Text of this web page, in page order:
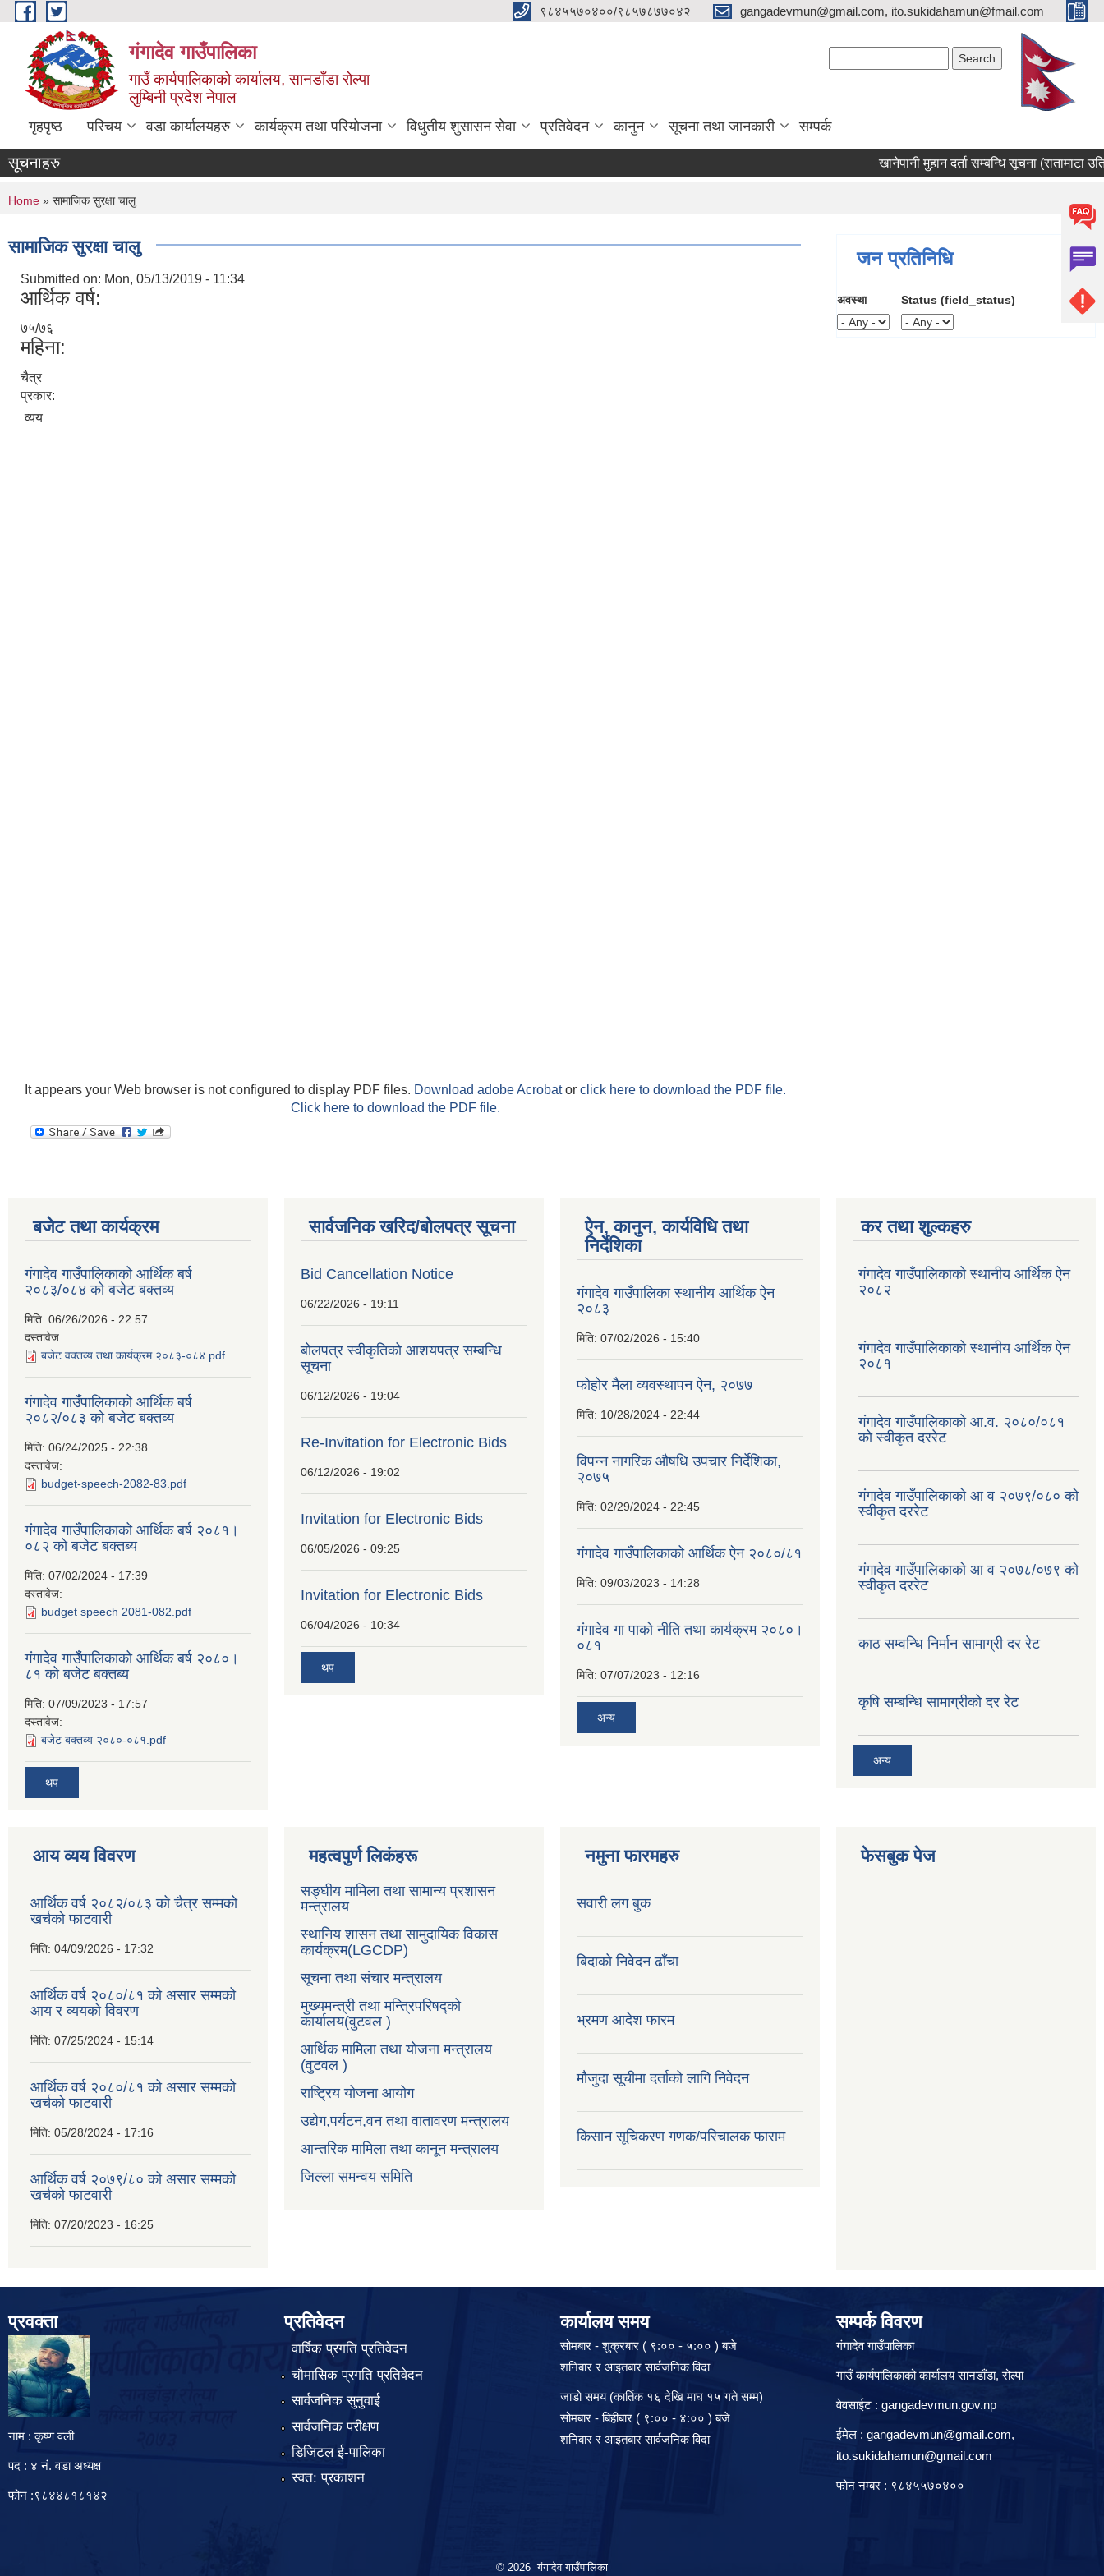
Skip to main content ९८४५५७०४००/९८५७८७७०४२ gangadevmun@gmail.com, ito.sukidahamun@fmail.com
गंगादेव गाउँपालिका
गाउँ कार्यपालिकाको कार्यालय, सानडाँडा रोल्पा
लुम्बिनी प्रदेश नेपाल
गृहपृष्ठ परिचय वडा कार्यालयहरु कार्यक्रम तथा परियोजना विधुतीय शुसासन सेवा प्रतिवेदन कानुन सूचना तथा जानकारी सम्पर्क
सूचनाहरु खानेपानी मुहान दर्ता सम्बन्धि सूचना (रातामाटा
You are here
Home » सामाजिक सुरक्षा चालु
सामाजिक सुरक्षा चालु
Submitted on: Mon, 05/13/2019 - 11:34
आर्थिक वर्ष:
७५/७६
महिना:
चैत्र
प्रकार:
व्यय
It appears your Web browser is not configured to display PDF files. Download adobe Acrobator click here to download the PDF file.
Click here to download the PDF file.
जन प्रतिनिधि
अवस्था Status (field_status)
बजेट तथा कार्यक्रम
गंगादेव गाउँपालिकाको आर्थिक बर्ष
२०८३/०८४ को बजेट बक्तव्य
मिति: 06/26/2026 - 22:57
दस्तावेज:
बजेट वक्तव्य तथा कार्यक्रम २०८३-०८४.pdf
गंगादेव गाउँपालिकाको आर्थिक बर्ष
२०८२/०८३ को बजेट बक्तव्य
मिति: 06/24/2025 - 22:38
दस्तावेज:
budget-speech-2082-83.pdf
गंगादेव गाउँपालिकाको आर्थिक बर्ष २०८१।
०८२ को बजेट बक्तब्य
मिति: 07/02/2024 - 17:39
दस्तावेज:
budget speech 2081-082.pdf
गंगादेव गाउँपालिकाको आर्थिक बर्ष २०८०।
८१ को बजेट बक्तब्य
मिति: 07/09/2023 - 17:57
दस्तावेज:
बजेट बक्तव्य २०८०-०८१.pdf
थप
सार्वजनिक खरिद/बोलपत्र सूचना
Bid Cancellation Notice
06/22/2026 - 19:11
बोलपत्र स्वीकृतिको आशयपत्र सम्बन्धि
सूचना
06/12/2026 - 19:04
Re-Invitation for Electronic Bids
06/12/2026 - 19:02
Invitation for Electronic Bids
06/05/2026 - 09:25
Invitation for Electronic Bids
06/04/2026 - 10:34
थप
ऐन, कानुन, कार्यविधि तथा
निर्देशिका
गंगादेव गाउँपालिका स्थानीय आर्थिक ऐन
२०८३
मिति: 07/02/2026 - 15:40
फोहोर मैला व्यवस्थापन ऐन, २०७७
मिति: 10/28/2024 - 22:44
विपन्न नागरिक औषधि उपचार निर्देशिका,
२०७५
मिति: 02/29/2024 - 22:45
गंगादेव गाउँपालिकाको आर्थिक ऐन २०८०/८१
मिति: 09/03/2023 - 14:28
गंगादेव गा पाको नीति तथा कार्यक्रम २०८०।
०८१
मिति: 07/07/2023 - 12:16
अन्य
कर तथा शुल्कहरु
गंगादेव गाउँपालिकाको स्थानीय आर्थिक ऐन
२०८२
गंगादेव गाउँपालिकाको स्थानीय आर्थिक ऐन
२०८१
गंगादेव गाउँपालिकाको आ.व. २०८०/०८१
को स्वीकृत दररेट
गंगादेव गाउँपालिकाको आ व २०७९/०८० को
स्वीकृत दररेट
गंगादेव गाउँपालिकाको आ व २०७८/०७९ को
स्वीकृत दररेट
काठ सम्वन्धि निर्मान सामाग्री दर रेट
कृषि सम्बन्धि सामाग्रीको दर रेट
अन्य
आय व्यय विवरण
आर्थिक वर्ष २०८२/०८३ को चैत्र सम्मको
खर्चको फाटवारी
मिति: 04/09/2026 - 17:32
आर्थिक वर्ष २०८०/८१ को असार सम्मको
आय र व्ययको विवरण
मिति: 07/25/2024 - 15:14
आर्थिक वर्ष २०८०/८१ को असार सम्मको
खर्चको फाटवारी
मिति: 05/28/2024 - 17:16
आर्थिक वर्ष २०७९/८० को असार सम्मको
खर्चको फाटवारी
मिति: 07/20/2023 - 16:25
महत्वपुर्ण लिकंहरू
सङ्घीय मामिला तथा सामान्य प्रशासन
मन्त्रालय
स्थानिय शासन तथा सामुदायिक विकास
कार्यक्रम(LGCDP)
सूचना तथा संचार मन्त्रालय
मुख्यमन्त्री तथा मन्त्रिपरिषद्को
कार्यालय(वुटवल )
आर्थिक मामिला तथा योजना मन्त्रालय
(वुटवल )
राष्ट्रिय योजना आयोग
उद्येग,पर्यटन,वन तथा वातावरण मन्त्रालय
आन्तरिक मामिला तथा कानून मन्त्रालय
जिल्ला समन्वय समिति
नमुना फारमहरु
सवारी लग बुक
बिदाको निवेदन ढाँचा
भ्रमण आदेश फारम
मौजुदा सूचीमा दर्ताको लागि निवेदन
किसान सूचिकरण गणक/परिचालक फाराम
फेसबुक पेज
प्रवक्ता
नाम : कृष्ण वली
पद : ४ नं. वडा अध्यक्ष
फोन :९८४४८१८१४२
प्रतिवेदन
वार्षिक प्रगति प्रतिवेदन
चौमासिक प्रगति प्रतिवेदन
सार्वजनिक सुनुवाई
सार्वजनिक परीक्षण
डिजिटल ई-पालिका
स्वत: प्रकाशन
कार्यालय समय
सोमबार - शुक्रबार ( ९:०० - ५:०० ) बजे
शनिबार र आइतबार सार्वजनिक विदा
जाडो समय (कार्तिक १६ देखि माघ १५ गते सम्म)
सोमबार - बिहीबार ( ९:०० - ४:०० ) बजे
शनिबार र आइतबार सार्वजनिक विदा
सम्पर्क विवरण
गंगादेव गाउँपालिका
गाउँ कार्यपालिकाको कार्यालय सानडाँडा, रो‍‍ल्पा
वेवसाईट : gangadevmun.gov.np
ईमेल : gangadevmun@gmail.com,
ito.sukidahamun@gmail.com
फोन नम्बर : ९८४५५७०४००
© 2026 गंगादेव गाउँपालिका